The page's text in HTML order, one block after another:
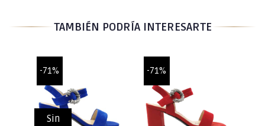
TAMBIÉN PODRÍA INTERESARTE
-71%
Sin
-71%